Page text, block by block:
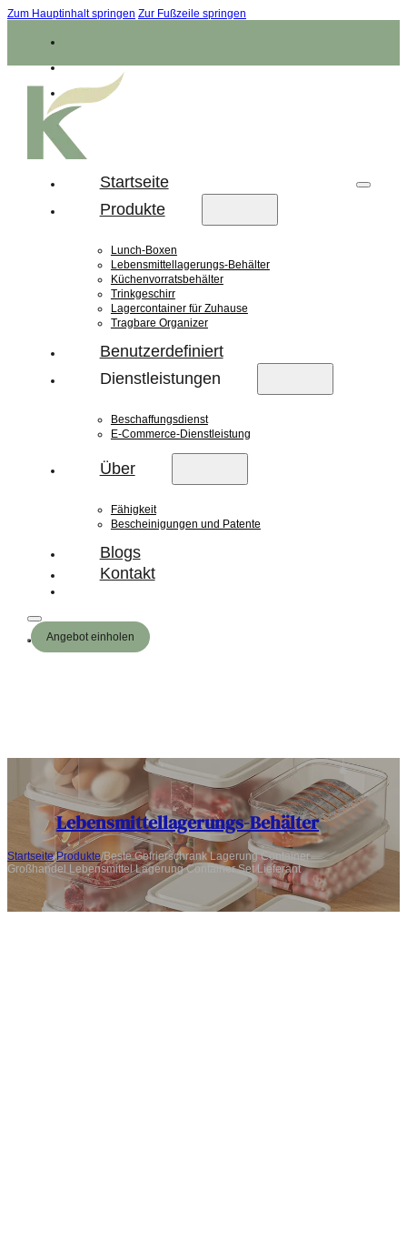
Zum Hauptinhalt springen Zur Fußzeile springen
Startseite
Produkte
Lunch-Boxen
Lebensmittellagerungs-Behälter
Küchenvorratsbehälter
Trinkgeschirr
Lagercontainer für Zuhause
Tragbare Organizer
Benutzerdefiniert
Dienstleistungen
Beschaffungsdienst
E-Commerce-Dienstleistung
Über
Fähigkeit
Bescheinigungen und Patente
Blogs
Kontakt
Angebot einholen
Lebensmittellagerungs-Behälter
Startseite/Produkte/Beste Gefrierschrank Lagerung Container
Großhandel Lebensmittel Lagerung Container Set Lieferant